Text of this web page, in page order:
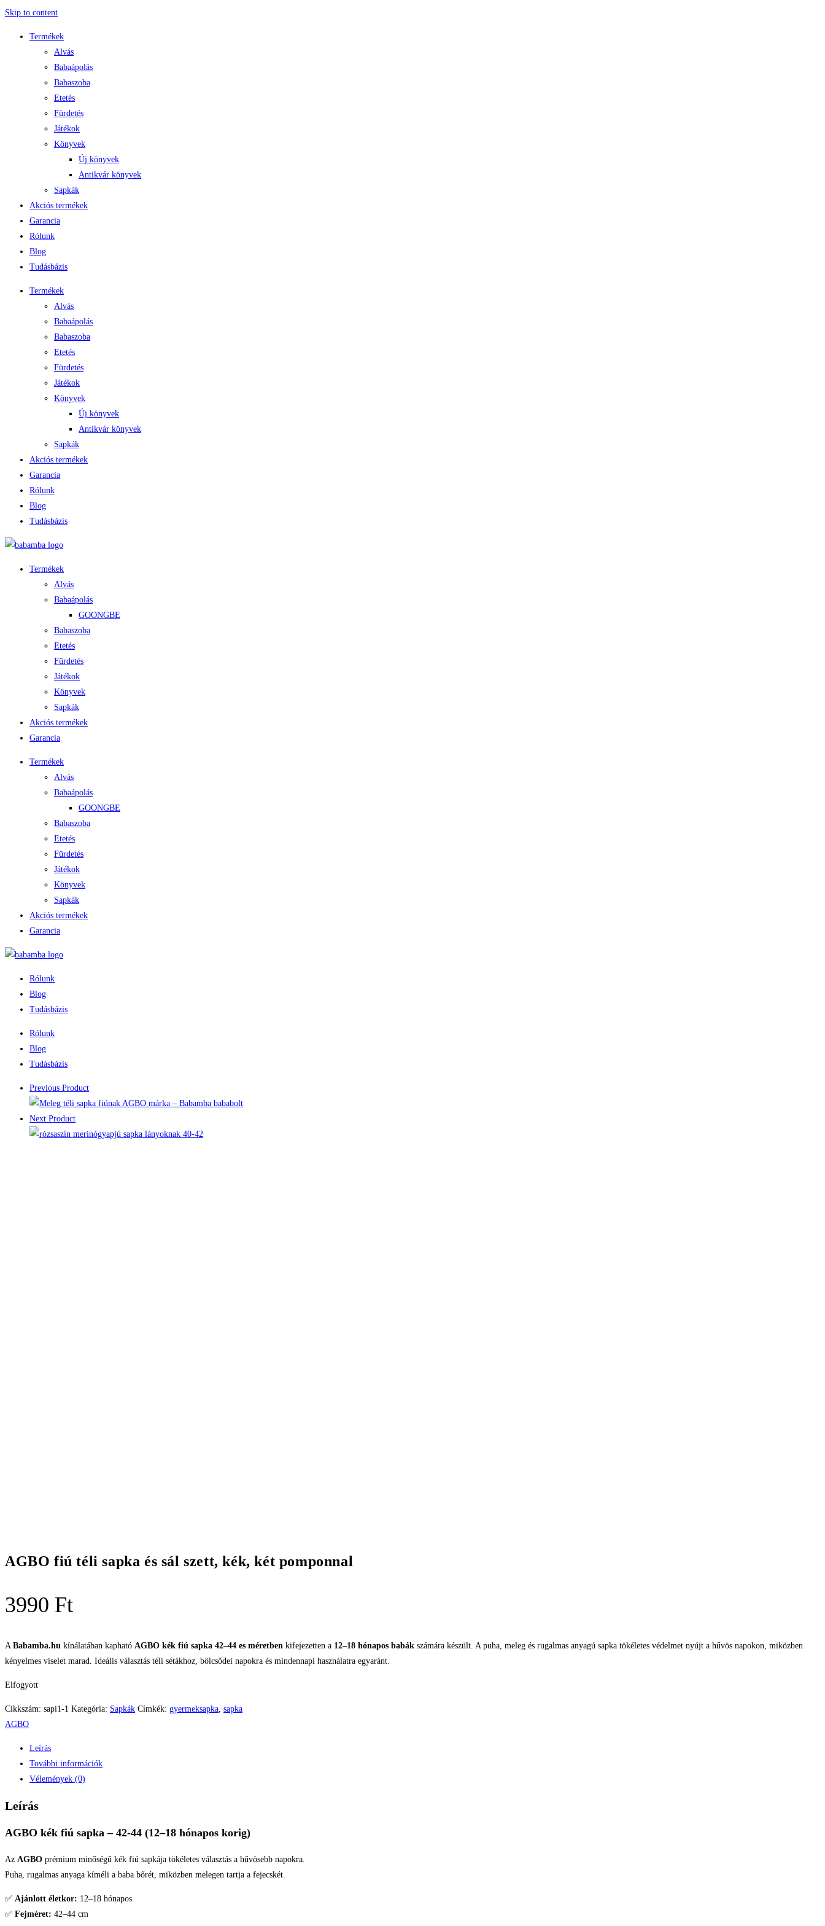
Skip to content
Termékek
Alvás
Babaápolás
Babaszoba
Etetés
Fürdetés
Játékok
Könyvek
Új könyvek
Antikvár könyvek
Sapkák
Akciós termékek
Garancia
Rólunk
Blog
Tudásbázis
Termékek
Alvás
Babaápolás
Babaszoba
Etetés
Fürdetés
Játékok
Könyvek
Új könyvek
Antikvár könyvek
Sapkák
Akciós termékek
Garancia
Rólunk
Blog
Tudásbázis
Termékek
Alvás
Babaápolás
GOONGBE
Babaszoba
Etetés
Fürdetés
Játékok
Könyvek
Sapkák
Akciós termékek
Garancia
Termékek
Alvás
Babaápolás
GOONGBE
Babaszoba
Etetés
Fürdetés
Játékok
Könyvek
Sapkák
Akciós termékek
Garancia
Rólunk
Blog
Tudásbázis
Rólunk
Blog
Tudásbázis
Previous Product
Next Product
AGBO fiú téli sapka és sál szett, kék, két pomponnal
3990 Ft
A Babamba.hu kínálatában kapható AGBO kék fiú sapka 42–44 es méretben kifejezetten a 12–18 hónapos babák számára készült. A puha, meleg és rugalmas anyagú sapka tökéletes védelmet nyújt a hűvös napokon, miközben
kényelmes viselet marad. Ideális választás téli sétákhoz, bölcsődei napokra és mindennapi használatra egyaránt.
Elfogyott
Cikkszám: sapi1-1 Kategória: Sapkák Címkék: gyermeksapka sapka
AGBO
Leírás
További információk
Vélemények (0)
Leírás
AGBO kék fiú sapka – 42-44 (12–18 hónapos korig)
Az AGBO prémium minőségű kék fiú sapkája tökéletes választás a hűvösebb napokra.
Puha, rugalmas anyaga kíméli a baba bőrét, miközben melegen tartja a fejecskét.
✅ Ajánlott életkor: 12–18 hónapos
✅ Fejméret: 42–44 cm